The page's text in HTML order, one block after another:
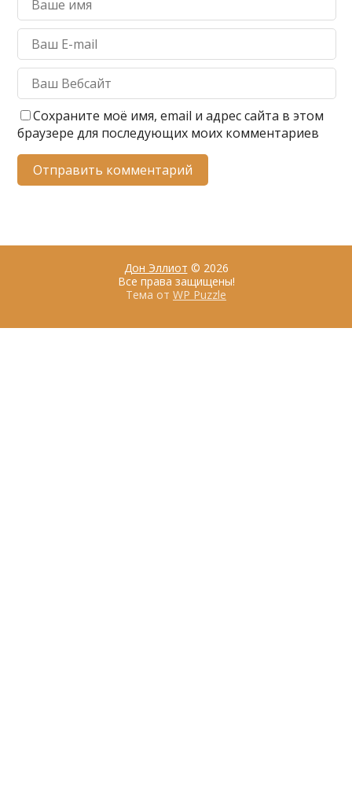
Сохраните моё имя, email и адрес сайта в этом
браузере для последующих моих комментариев
Дон Эллиот © 2026
Все права защищены!
Тема от WP Puzzle